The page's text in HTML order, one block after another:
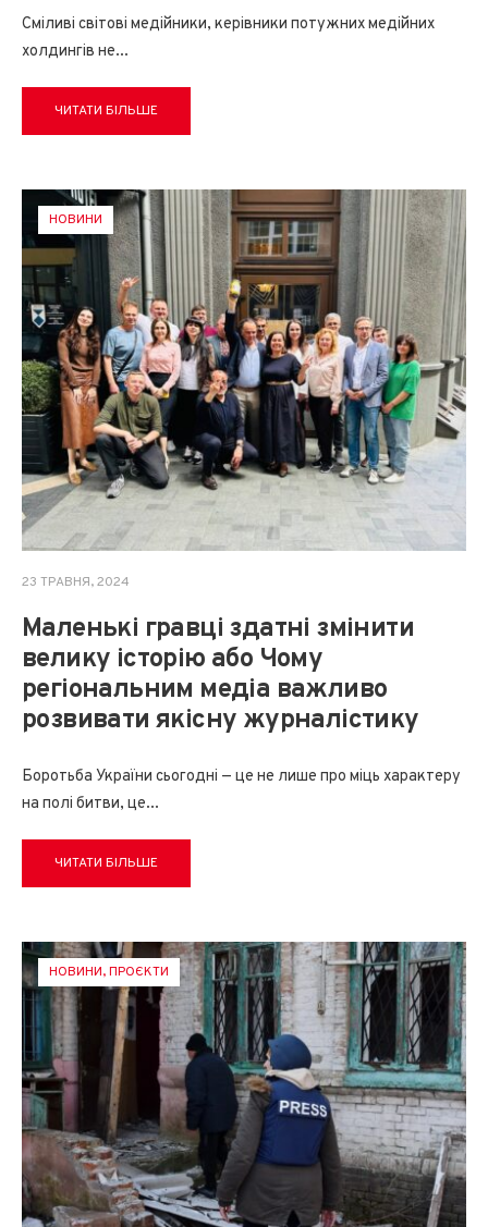
Сміливі світові медійники, керівники потужних медійних
холдингів не...
ЧИТАТИ БІЛЬШЕ
НОВИНИ
23 ТРАВНЯ, 2024
Маленькі гравці здатні змінити
велику історію або Чому
регіональним медіа важливо
розвивати якісну журналістику
Боротьба України сьогодні — це не лише про міць характеру
на полі битви, це...
ЧИТАТИ БІЛЬШЕ
НОВИНИ,ПРОЄКТИ